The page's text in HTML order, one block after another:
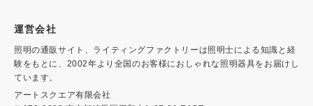
運営会社
照明の通販サイト、ライティングファクトリーは照明士による知識と経
験をもとに、2002年より全国のお客様におしゃれな照明器具をお届けし
ています。
アートスクエア有限会社